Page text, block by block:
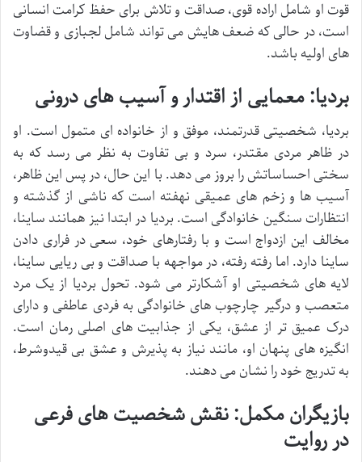
قوت او شامل اراده قوی، صداقت و تلاش برای حفظ کرامت انسانی
است، در حالی که ضعف هایش می تواند شامل لجبازی و قضاوت
های اولیه باشد.
بردیا: معمایی از اقتدار و آسیب های درونی
بردیا، شخصیتی قدرتمند، موفق و از خانواده ای متمول است. او
در ظاهر مردی مقتدر، سرد و بی تفاوت به نظر می رسد که به
سختی احساساتش را بروز می دهد. با این حال، در پس این ظاهر،
آسیب ها و زخم های عمیقی نهفته است که ناشی از گذشته و
انتظارات سنگین خانوادگی است. بردیا در ابتدا نیز همانند ساینا،
مخالف این ازدواج است و با رفتارهای خود، سعی در فراری دادن
ساینا دارد. اما رفته رفته، در مواجهه با صداقت و بی ریایی ساینا،
لایه های شخصیتی او آشکارتر می شود. تحول بردیا از یک مرد
متعصب و درگیر چارچوب های خانوادگی به فردی عاطفی و دارای
درک عمیق تر از عشق، یکی از جذابیت های اصلی رمان است.
انگیزه های پنهان او، مانند نیاز به پذیرش و عشق بی قیدوشرط،
به تدریج خود را نشان می دهند.
بازیگران مکمل: نقش شخصیت های فرعی
در روایت